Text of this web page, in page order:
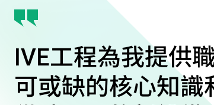
全日制中三或以上
日間兼讀制
全日制中三或以上
日間兼讀制
全日制中三或以上
IVE工程為我提供
可或缺的核心知識